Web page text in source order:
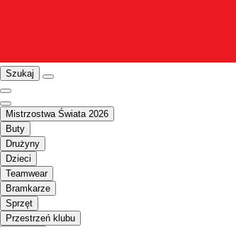
Szukaj
Mistrzostwa Świata 2026
Buty
Drużyny
Dzieci
Teamwear
Bramkarze
Sprzęt
Przestrzeń klubu